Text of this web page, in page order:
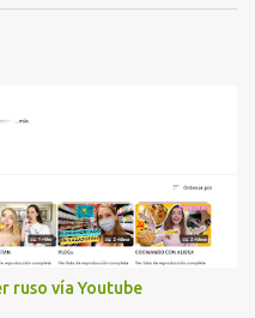
ruso vía Youtube